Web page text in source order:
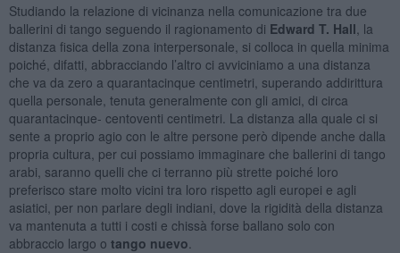
Studiando la relazione di vicinanza nella comunicazione tra due
ballerini di tango seguendo il ragionamento di Edward T. Hall , la
distanza fisica della zona interpersonale, si colloca in quella minima
poiché, difatti, abbracciando l’altro ci avviciniamo a una distanza
che va da zero a quarantacinque centimetri, superando addirittura
quella personale, tenuta generalmente con gli amici, di circa
quarantacinque- centoventi centimetri. La distanza alla quale ci si
sente a proprio agio con le altre persone però dipende anche dalla
propria cultura, per cui possiamo immaginare che ballerini di tango
arabi, saranno quelli che ci terranno più strette poiché loro
preferisco stare molto vicini tra loro rispetto agli europei e agli
asiatici, per non parlare degli indiani, dove la rigidità della distanza
va mantenuta a tutti i costi e chissà forse ballano solo con
abbraccio largo o tango nuevo